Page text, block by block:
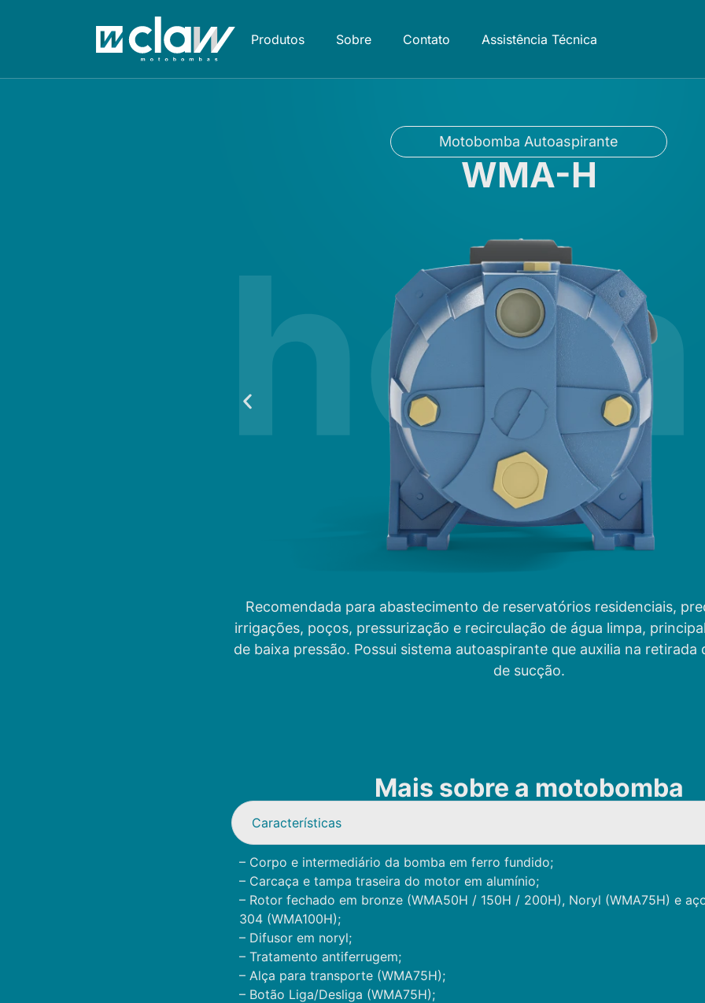
Produtos Sobre Contato Assistência Técnica
Motobomba Autoaspirante
WMA-H
Recomendada para abastecimento de reservatórios residenciais,
irrigações, poços, pressurização e recirculação de água limpa,
de baixa pressão. Possui sistema autoaspirante que auxilia na retirada
de sucção.
Mais sobre a motobomba
Características
– Corpo e intermediário da bomba em ferro fundido;
– Carcaça e tampa traseira do motor em alumínio;
– Rotor fechado em bronze (WMA50H / 150H / 200H), Noryl (WMA75H) e
304 (WMA100H);
– Difusor em noryl;
– Tratamento antiferrugem;
– Alça para transporte (WMA75H);
– Botão Liga/Desliga (WMA75H);